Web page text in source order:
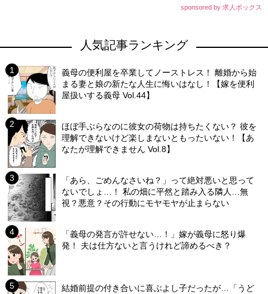
sponsored by 求人ボックス
人気記事ランキング
義母の便利屋を卒業してノーストレス！ 離婚から始
まる妻と娘の新たな人生に悔いはなし！【嫁を便利
屋扱いする義母 Vol.44】
ほぼ手ぶらなのに彼女の荷物は持ちたくない？ 彼を
理解できないけど楽しまないともったいない！【あ
なたが理解できません Vol.8】
「あら、ごめんなさいね？」って絶対悪いと思って
ないでしょ…！ 私の畑に平然と踏み入る隣人…無
視？悪意？その行動にモヤモヤが止まらない
「義母の発言が許せない…！」嫁が義母に怒り爆
発！ 夫は仕方ないと言うけれど諦めるべき？
結婚前提の付き合いに喜ぶよし子だったが…「うど